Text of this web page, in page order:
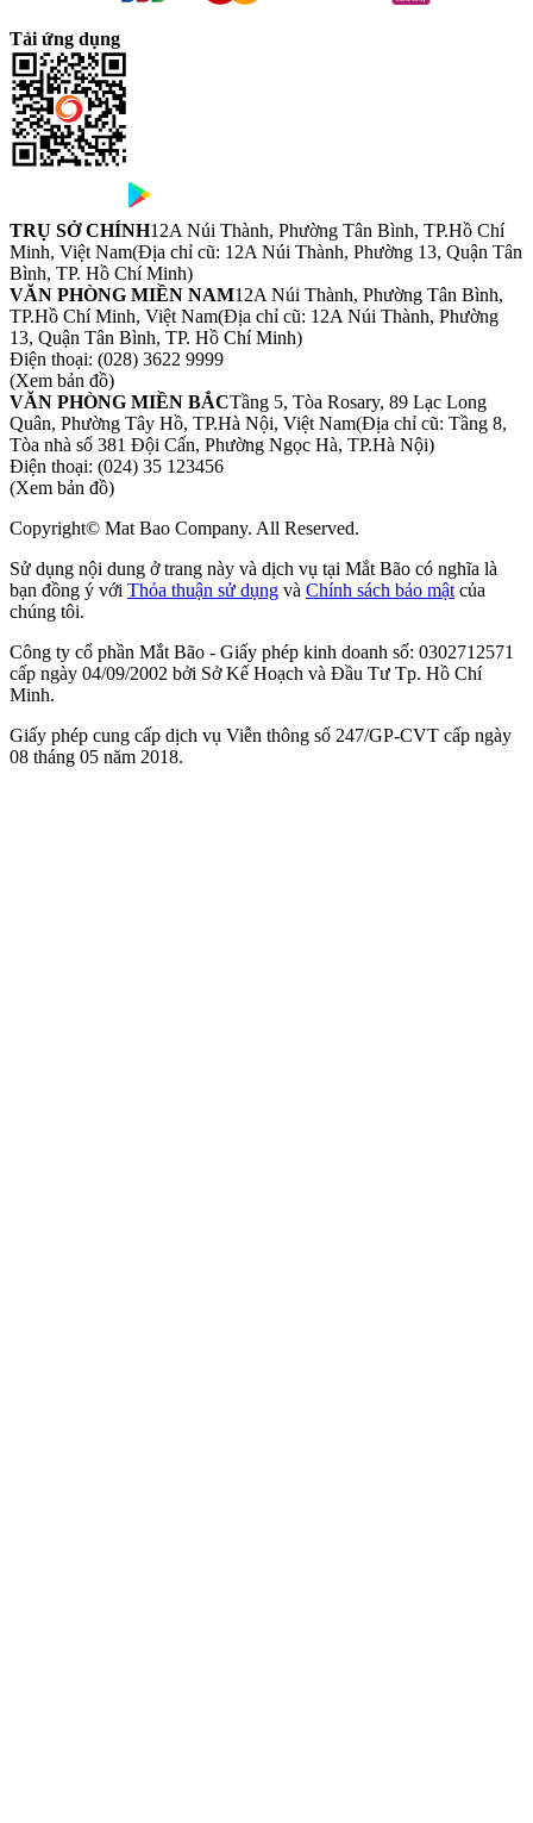
Tải ứng dụng
TRỤ SỞ CHÍNH12A Núi Thành, Phường Tân Bình, TP.Hồ Chí
Minh, Việt Nam(Địa chỉ cũ: 12A Núi Thành, Phường 13, Quận Tân
Bình, TP. Hồ Chí Minh)
VĂN PHÒNG MIỀN NAM12A Núi Thành, Phường Tân Bình,
TP.Hồ Chí Minh, Việt Nam(Địa chỉ cũ: 12A Núi Thành, Phường
13, Quận Tân Bình, TP. Hồ Chí Minh)
Điện thoại: (028) 3622 9999
(Xem bản đồ)
VĂN PHÒNG MIỀN BẮCTầng 5, Tòa Rosary, 89 Lạc Long
Quân, Phường Tây Hồ, TP.Hà Nội, Việt Nam(Địa chỉ cũ: Tầng 8,
Tòa nhà số 381 Đội Cấn, Phường Ngọc Hà, TP.Hà Nội)
Điện thoại: (024) 35 123456
(Xem bản đồ)
Copyright© Mat Bao Company. All Reserved.
Sử dụng nội dung ở trang này và dịch vụ tại Mắt Bão có nghĩa là
bạn đồng ý với Thỏa thuận sử dụng và Chính sách bảo mật của
chúng tôi.
Công ty cổ phần Mắt Bão - Giấy phép kinh doanh số: 0302712571
cấp ngày 04/09/2002 bởi Sở Kế Hoạch và Đầu Tư Tp. Hồ Chí
Minh.
Giấy phép cung cấp dịch vụ Viễn thông số 247/GP-CVT cấp ngày
08 tháng 05 năm 2018.